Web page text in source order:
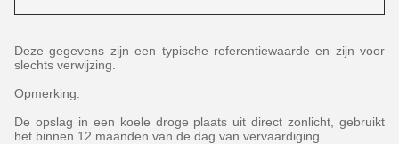
Deze gegevens zijn een typische referentiewaarde en zijn voor
slechts verwijzing.
Opmerking:
De opslag in een koele droge plaats uit direct zonlicht, gebruikt
het binnen 12 maanden van de dag van vervaardiging.